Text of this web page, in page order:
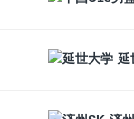
延